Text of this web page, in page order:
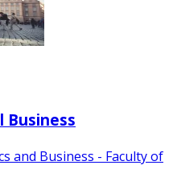
and Business - Faculty of